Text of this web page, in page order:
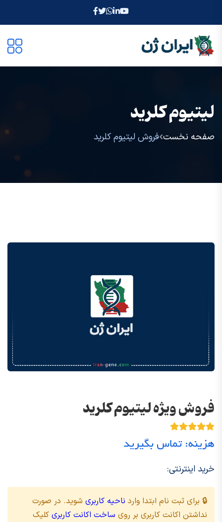
لیتیوم کلرید
صفحه نخست فروش لیتیوم کلرید
فروش ویژه لیتیوم کلرید
هزینه: تماس بگیرید
خرید اینترنتی:
🔒 برای ثبت نام ابتدا وارد ناحیه کاربری شوید. در صورت
نداشتن اکانت کاربری بر روی ساخت اکانت کاربری کلیک